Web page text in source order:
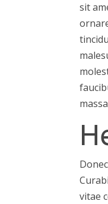
sit
vitae